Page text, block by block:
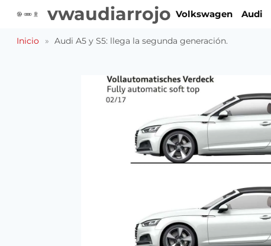
vwaudiarrojo Volkswagen Audi
Inicio » Audi A5 y S5: llega la segunda generación.